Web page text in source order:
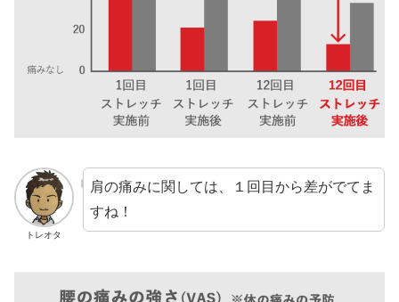
トレオタ
肩の痛みに関しては、１回目から差がでてま
すね！